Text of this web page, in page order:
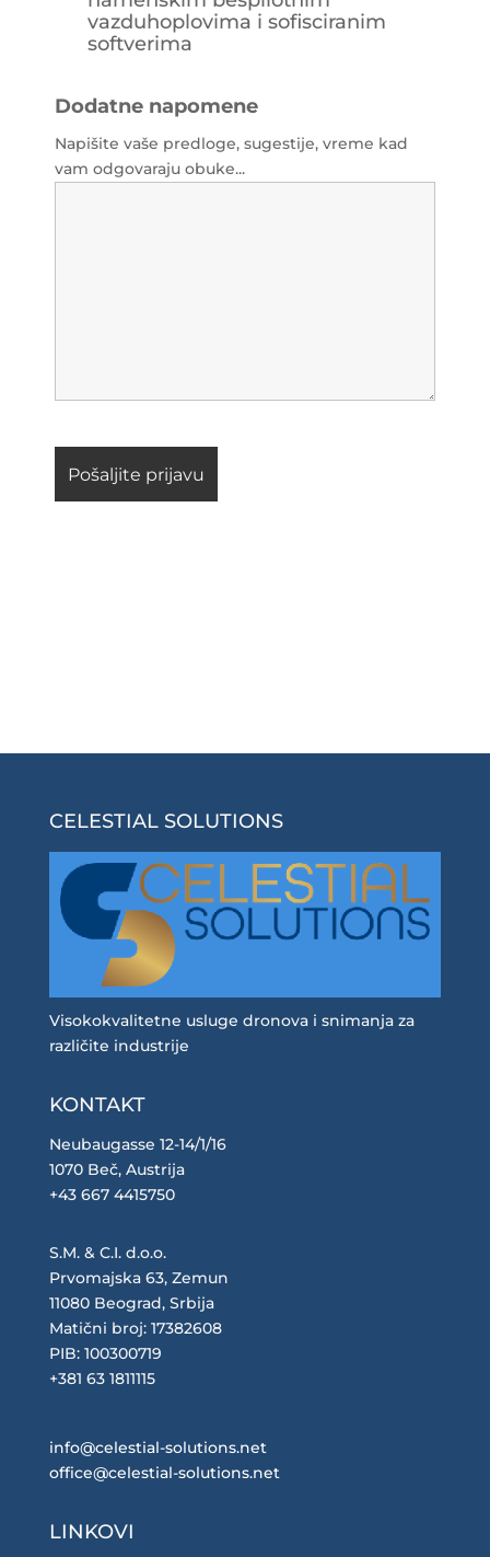
vazduhoplovima i sofisciranim
softverima
Dodatne napomene
Napišite vaše predloge, sugestije, vreme kad
vam odgovaraju obuke...
CELESTIAL SOLUTIONS
Visokokvalitetne usluge dronova i snimanja za
različite industrije
KONTAKT
Neubaugasse 12-14/1/16
1070 Beč, Austrija
+43 667 4415750
S.M. & C.I. d.o.o.
Prvomajska 63, Zemun
11080 Beograd, Srbija
Matični broj: 17382608
PIB: 100300719
+381 63 1811115
info@celestial-solutions.net
office@celestial-solutions.net
LINKOVI